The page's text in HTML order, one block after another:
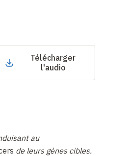
Télécharger
l'audio
au
de leurs gènes cibles.